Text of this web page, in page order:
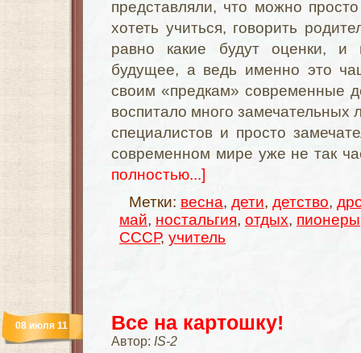
представляли, что можно
хотеть учиться, говорить
равно какие будут оценки, и
будущее, а ведь именно это
своим «предкам» современные
воспитало много замечательных
специалистов и просто
современном мире уже не так
полностью...]
Метки: весна, дети, детство,
май, ностальгия, отдых, пионеры
СССР, учитель
Все на картошку!
Автор: IS-2
08 июля 11